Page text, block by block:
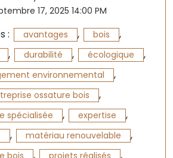
17, 2025 14:00 PM
: avantages , bois ,
, durabilité , écologique ,
environnemental ,
ossature bois ,
spécialisée , expertise ,
, matériau renouvelable ,